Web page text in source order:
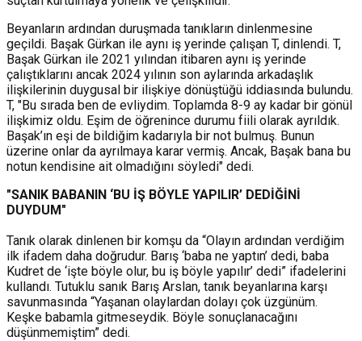
Beyanların ardından duruşmada tanıkların dinlenmesine
geçildi. Başak Gürkan ile aynı iş yerinde çalışan T, dinlendi. T,
Başak Gürkan ile 2021 yılından itibaren aynı iş yerinde
çalıştıklarını ancak 2024 yılının son aylarında arkadaşlık
ilişkilerinin duygusal bir ilişkiye dönüştüğü iddiasında bulundu.
T, "Bu sırada ben de evliydim. Toplamda 8-9 ay kadar bir gönül
ilişkimiz oldu. Eşim de öğrenince durumu fiili olarak ayrıldık.
Başak’ın eşi de bildiğim kadarıyla bir not bulmuş. Bunun
üzerine onlar da ayrılmaya karar vermiş. Ancak, Başak bana bu
notun kendisine ait olmadığını söyledi" dedi.
"SANIK BABANIN ‘BU İŞ BÖYLE YAPILIR’ DEDİĞİNİ
DUYDUM"
Tanık olarak dinlenen bir komşu da “Olayın ardından verdiğim
ilk ifadem daha doğrudur. Barış ‘baba ne yaptın’ dedi, baba
Kudret de ‘işte böyle olur, bu iş böyle yapılır’ dedi” ifadelerini
kullandı. Tutuklu sanık Barış Arslan, tanık beyanlarına karşı
savunmasında “Yaşanan olaylardan dolayı çok üzgünüm.
Keşke babamla gitmeseydik. Böyle sonuçlanacağını
düşünmemiştim” dedi.